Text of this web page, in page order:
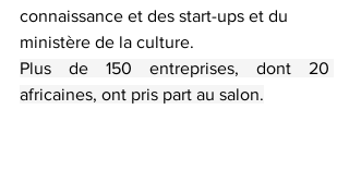
connaissance et des start-ups et du
ministère de la culture.
Plus de 150 entreprises, dont 20
africaines, ont pris part au salon.